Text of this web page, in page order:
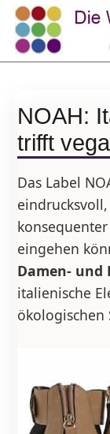
NOAH:
trifft
Das Label
eingehen
Damen- und
italienische
ökologischen